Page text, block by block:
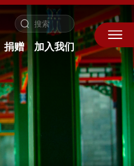
捐赠 加入我们